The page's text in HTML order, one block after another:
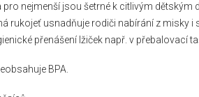
pro nejmenší jsou šetrné k citlivým
rukojeť usnadňuje rodiči nabírání z misky i
přenášení lžiček např. v přebalovací
BPA.